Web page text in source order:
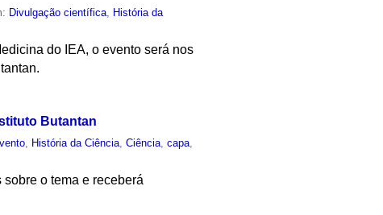
Divulgação científica
História da
do IEA, o evento será nos
Butantan
História da Ciência ,Ciência ,capa
o tema e receberá